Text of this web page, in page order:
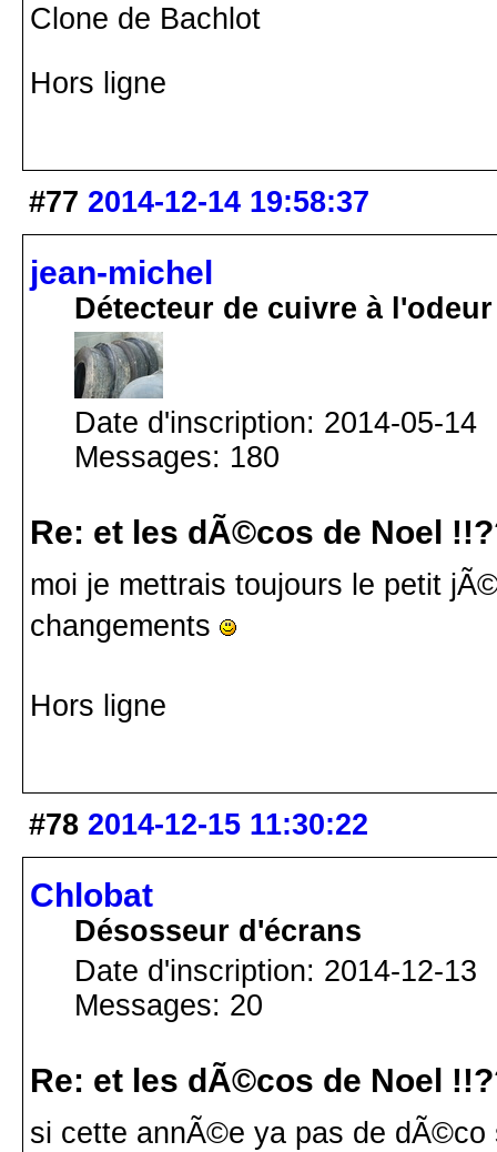
Clone de Bachlot
Hors ligne
#77 2014-12-14 19:58:37
jean-michel
Détecteur de cuivre à l'odeur
Date d'inscription: 2014-05-14
Messages: 180
Re: et les dÃ©cos de Noel
moi je mettrais toujours le petit
changements
Hors ligne
#78 2014-12-15 11:30:22
Chlobat
Désosseur d'écrans
Date d'inscription: 2014-12-13
Messages: 20
Re: et les dÃ©cos de Noel
si cette annÃ©e ya pas de dÃ©co